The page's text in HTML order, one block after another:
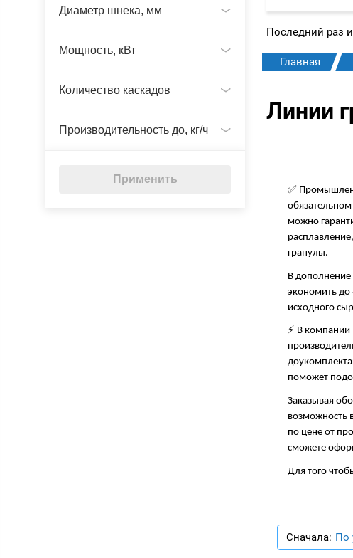
Диаметр шнека, мм
Мощность, кВт
Количество каскадов
Производительность до, кг/ч
Применить
Последний раз
Главная
Линии
✅
можно
гранулы.
В дополнение
экономить до
исходного
⚡ В
поможет
Заказывая
возможность
по цене от
сможете
Для того
Сначала: По